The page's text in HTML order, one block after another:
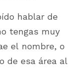
hablar de
tengas muy
el nombre, o
de esa área al